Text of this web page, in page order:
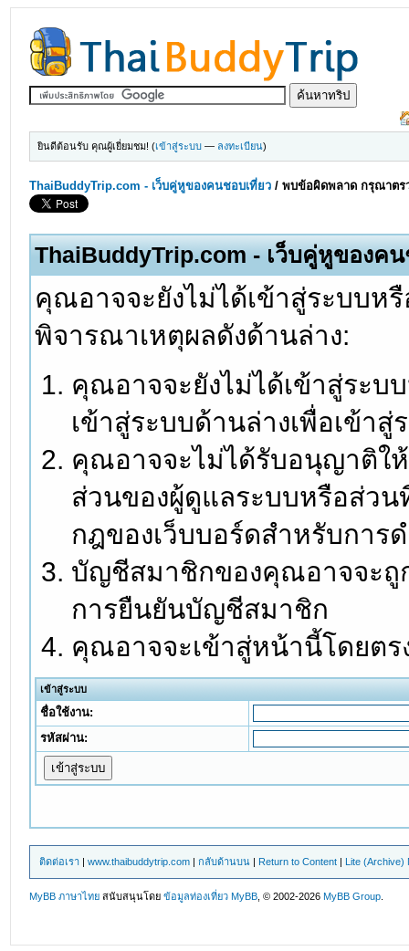
ยินดีต้อนรับ คุณผู้เยี่ยมชม! (เข้าสู่ระบบ — ลงทะเบียน)
ThaiBuddyTrip.com - เว็บคู่หูของคนชอบเที่ยว /พบข้อผิดพลาด กรุณาตร
ThaiBuddyTrip.com - เว็บคู่หูของค
คุณอาจจะยังไม่ได้เข้าสู่ระบบ
พิจารณาเหตุผลดังด้านล่าง:
คุณอาจจะยังไม่ได้เข้าสู่ระบ
เข้าสู่ระบบด้านล่างเพื่อเข้า
คุณอาจจะไม่ได้รับอนุญาติใ
ส่วนของผู้ดูแลระบบหรือส่ว
กฎของเว็บบอร์ดสำหรับการ
บัญชีสมาชิกของคุณอาจจะถู
การยืนยันบัญชีสมาชิก
คุณอาจจะเข้าสู่หน้านี้โดยต
เข้าสู่ระบบ
ชื่อใช้งาน:
รหัสผ่าน:
ติดต่อเรา |www.thaibuddytrip.com |กลับด้านบน | Return to Content | Lite (Archive)
MyBB ภาษาไทย สนับสนุนโดยข้อมูลท่องเที่ยว MyBB , © 2002-2026MyBB Group